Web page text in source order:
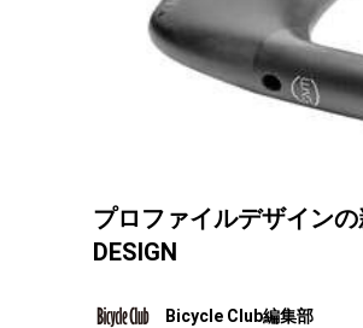
プロファイルデザイン
DESIGN
Bicycle Club編集部